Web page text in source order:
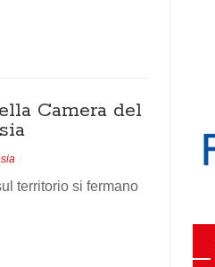
Camera del
territorio si fermano